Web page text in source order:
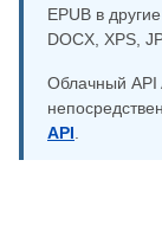
EPUB в
DOCX, XPS,
Облачный API
API